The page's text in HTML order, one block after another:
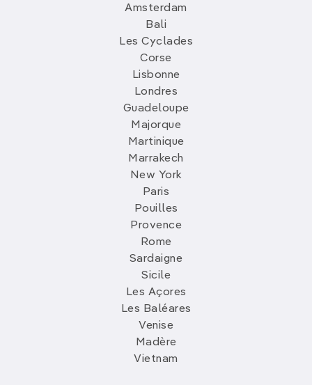
Amsterdam
Bali
Les Cyclades
Corse
Lisbonne
Londres
Guadeloupe
Majorque
Martinique
Marrakech
New York
Paris
Pouilles
Provence
Rome
Sardaigne
Sicile
Les Açores
Les Baléares
Venise
Madère
Vietnam